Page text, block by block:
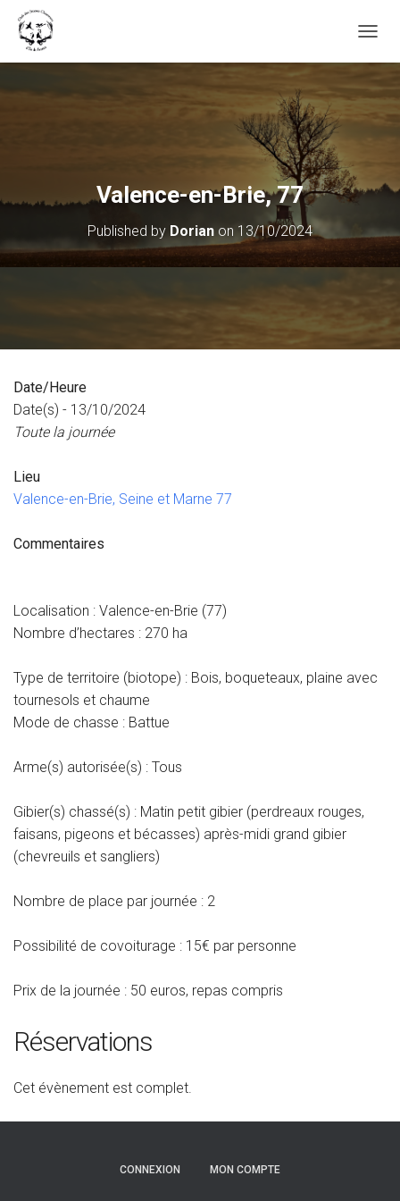
Valence-en-Brie, 77
Published by Dorian on 13/10/2024
Date/Heure
Date(s) - 13/10/2024
Toute la journée
Lieu
Valence-en-Brie, Seine et Marne 77
Commentaires
Localisation : Valence-en-Brie (77)
Nombre d’hectares : 270 ha
Type de territoire (biotope) : Bois, boqueteaux, plaine avec
tournesols et chaume
Mode de chasse : Battue
Arme(s) autorisée(s) : Tous
Gibier(s) chassé(s) : Matin petit gibier (perdreaux rouges,
faisans, pigeons et bécasses) après-midi grand gibier
(chevreuils et sangliers)
Nombre de place par journée : 2
Possibilité de covoiturage : 15€ par personne
Prix de la journée : 50 euros, repas compris
Réservations
Cet évènement est complet.
CONNEXION MON COMPTE